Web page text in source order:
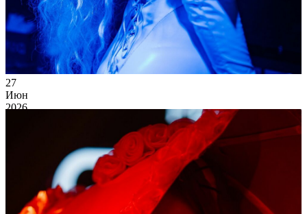
27
Июн
2026
2 91
Ссылка на отбор фото